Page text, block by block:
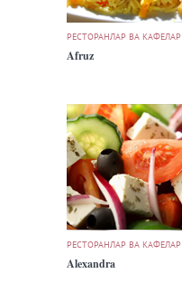
РЕСТОРАНЛАР ВА КАФЕЛАР
Afruz
РЕСТОРАНЛАР ВА КАФЕЛАР
Alexandra